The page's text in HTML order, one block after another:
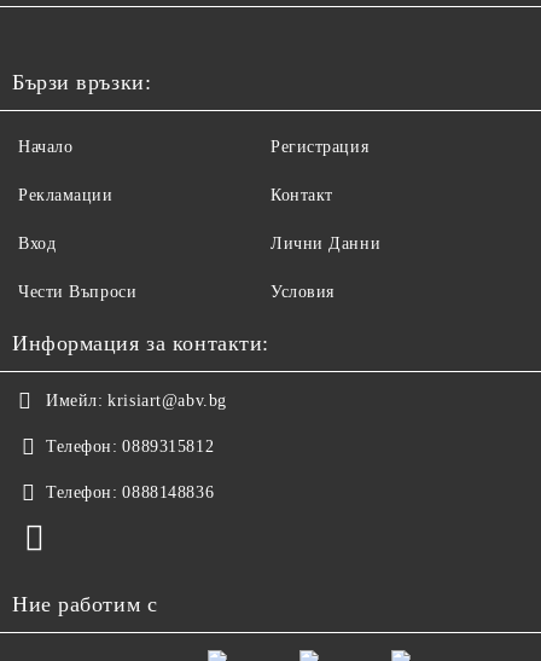
Бързи връзки:
Начало
Рекламации
Вход
Чести Въпроси
Регистрация
Контакт
Лични Данни
Условия
Информация за контакти:
Имейл: krisiart@abv.bg
Телефон: 0889315812
Телефон: 0888148836
Ние работим с